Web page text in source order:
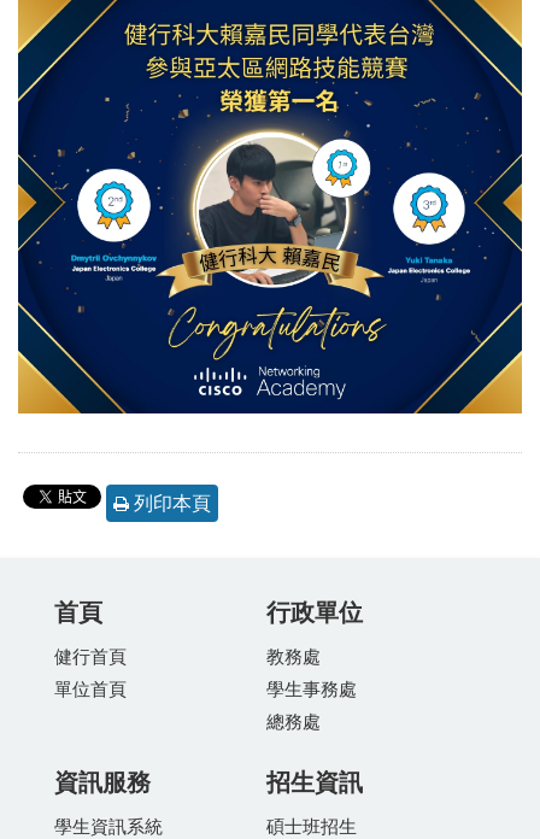
列印本頁
首頁
健行首頁
單位首頁
行政單位
教務處
學生事務處
總務處
資訊服務
學生資訊系統
招生資訊
碩士班招生